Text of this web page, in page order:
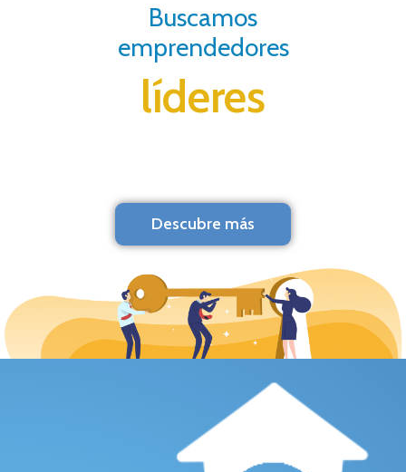
Buscamos
emprendedores
líderes
Descubre más